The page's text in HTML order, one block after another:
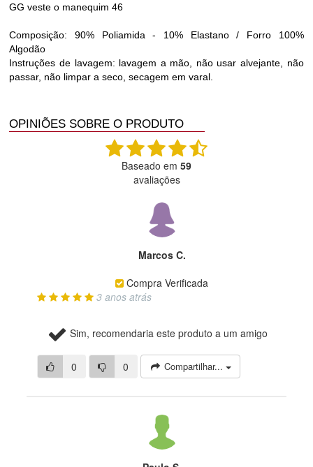
GG veste o manequim 46
Composição: 90% Poliamida - 10% Elastano / Forro 100%
Algodão
Instruções de lavagem: lavagem a mão, não usar alvejante, não
passar, não limpar a seco, secagem em varal.
OPINIÕES SOBRE O PRODUTO
Baseado em 59
avaliações
Marcos C.
Compra Verificada
3 anos atrás
Sim, recomendaria este produto a um amigo
0 0 Compartilhar...